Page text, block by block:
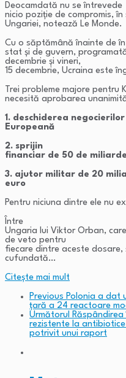
Deocamdată nu se întrevede
nicio poziție de compromis,
Ungariei, notează Le Monde.
Cu o săptămână înainte de
stat și de guvern,
decembrie și vineri,
15 decembrie, Ucraina este
Trei probleme majore pentru
necesită aprobarea
1. deschiderea
Europeană
2. sprijin
financiar de 50 de
3. ajutor militar de 20
euro
Pentru niciuna dintre ele nu
Între
Ungaria lui Viktor Orban,
de veto pentru
fiecare dintre aceste dosare,
cufundată…
Citeşte mai mult
Previous Polonia a dat
țară a 24 reactoare
Următorul
rezistente la
potrivit unui raport